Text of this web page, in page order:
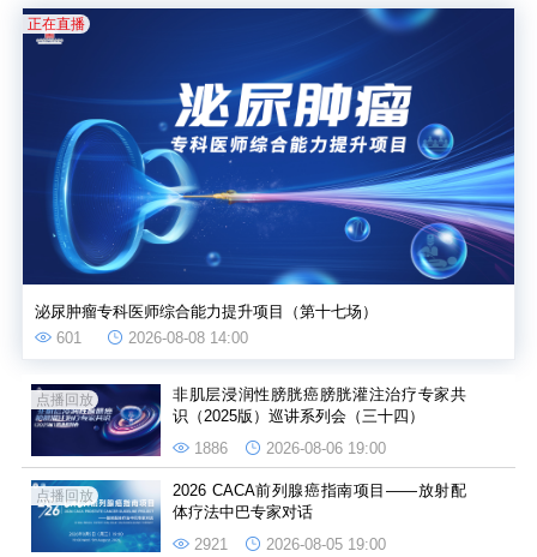
正在直播
泌尿肿瘤专科医师综合能力提升项目（第十七场）
601
2026-08-08 14:00
点播回放
非肌层浸润性膀胱癌膀胱灌注治疗专家共
识（2025版）巡讲系列会（三十四）
1886
2026-08-06 19:00
点播回放
2026 CACA前列腺癌指南项目——放射配
体疗法中巴专家对话
2921
2026-08-05 19:00